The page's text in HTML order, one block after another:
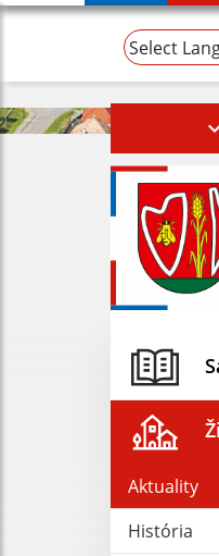
Select
Aktuality
História